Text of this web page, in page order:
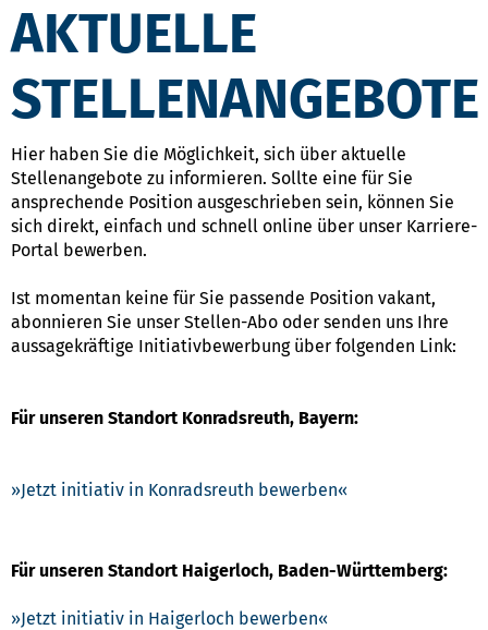
AKTUELLE
STELLENANGEBOTE
Hier haben Sie die Möglichkeit, sich über aktuelle
Stellenangebote zu informieren. Sollte eine für Sie
ansprechende Position ausgeschrieben sein, können Sie
sich direkt, einfach und schnell online über unser Karriere-
Portal bewerben.
Ist momentan keine für Sie passende Position vakant,
abonnieren Sie unser Stellen-Abo oder senden uns Ihre
aussagekräftige Initiativbewerbung über folgenden Link:
Für unseren Standort Konradsreuth, Bayern:
Jetzt initiativ in Konradsreuth bewerben
Für unseren Standort Haigerloch, Baden-Württemberg:
Jetzt initiativ in Haigerloch bewerben